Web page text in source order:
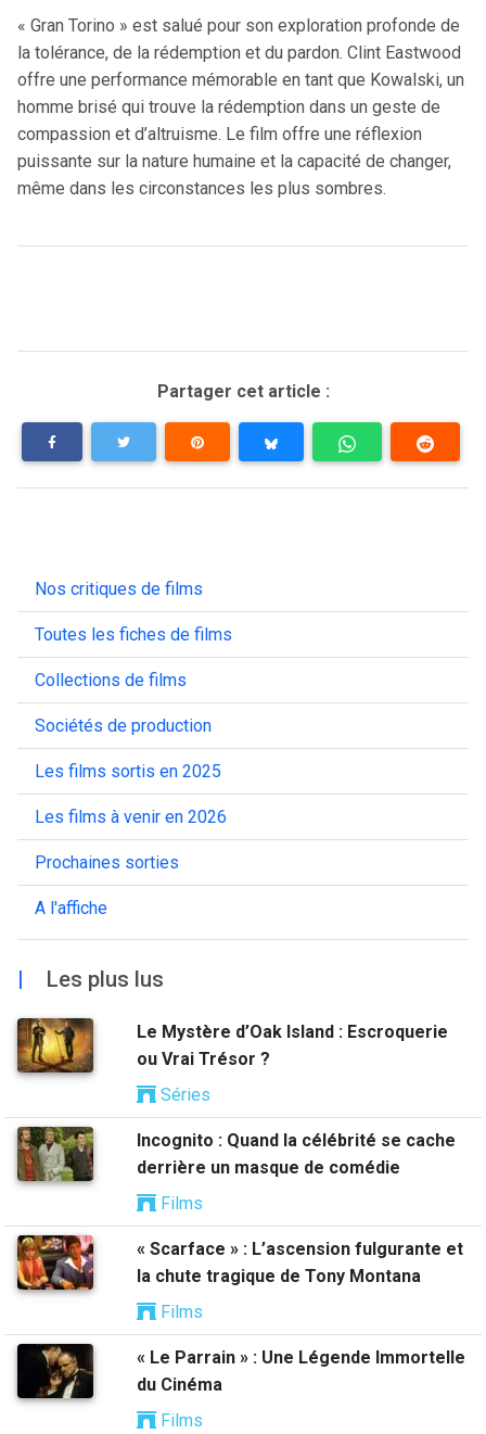
« Gran Torino » est salué pour son exploration profonde de
la tolérance, de la rédemption et du pardon. Clint Eastwood
offre une performance mémorable en tant que Kowalski, un
homme brisé qui trouve la rédemption dans un geste de
compassion et d’altruisme. Le film offre une réflexion
puissante sur la nature humaine et la capacité de changer,
même dans les circonstances les plus sombres.
Partager cet article :
Nos critiques de films
Toutes les fiches de films
Collections de films
Sociétés de production
Les films sortis en 2025
Les films à venir en 2026
Prochaines sorties
A l'affiche
| Les plus lus
Le Mystère d’Oak Island : Escroquerie
ou Vrai Trésor ?
Séries
Incognito : Quand la célébrité se cache
derrière un masque de comédie
Films
« Scarface » : L’ascension fulgurante et
la chute tragique de Tony Montana
Films
« Le Parrain » : Une Légende Immortelle
du Cinéma
Films